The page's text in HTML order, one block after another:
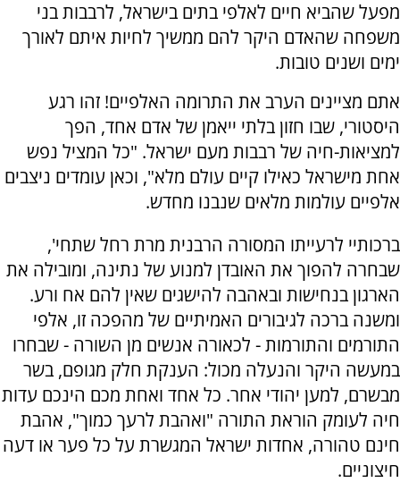
מפעל שהביא חיים לאלפי בתים בישראל, לרבבות בני
משפחה שהאדם היקר להם ממשיך לחיות איתם לאורך
ימים ושנים טובות.
אתם מציינים הערב את התרומה האלפיים! זהו רגע
היסטורי, שבו חזון בלתי ייאמן של אדם אחד, הפך
למציאות-חיה של רבבות מעם ישראל. "כל המציל נפש
אחת מישראל כאילו קיים עולם מלא", וכאן עומדים ניצבים
אלפיים עולמות מלאים שנבנו מחדש.
ברכותיי לרעייתו המסורה הרבנית מרת רחל שתחי',
שבחרה להפוך את האובדן למנוע של נתינה, ומובילה את
הארגון בנחישות ובאהבה להישגים שאין להם אח ורע.
ומשנה ברכה לגיבורים האמיתיים של מהפכה זו, אלפי
התורמים והתורמות - לכאורה אנשים מן השורה - שבחרו
במעשה היקר והנעלה מכול: הענקת חלק מגופם, בשר
מבשרם, למען יהודי אחר. כל אחד ואחת מכם הינכם עדות
חיה לעומק הוראת התורה "ואהבת לרעך כמוך", אהבת
חינם טהורה, אחדות ישראל המגשרת על כל פער או דעה
חיצוניים.